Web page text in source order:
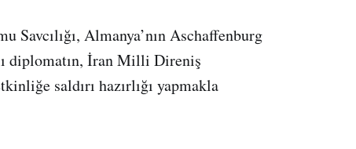
Savcılığı, Almanya’nın Aschaffenburg
diplomatın, İran Milli Direniş
saldırı hazırlığı yapmakla